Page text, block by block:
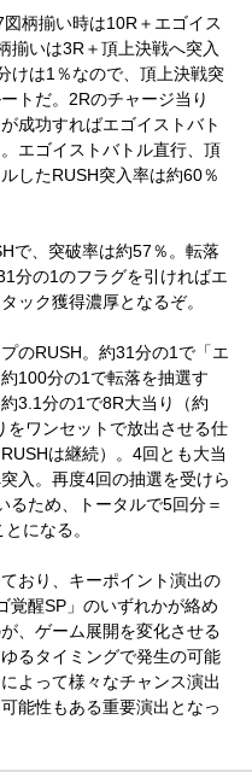
柄揃い時は10R＋エゴイス
揃いは3R＋頂上決戦へ突入
けは1％なので、頂上決戦突
トだ。2Rのチャージ当り
成功すればエゴイストバト
エゴイストバトル直行、頂
したRUSH突入率は約60％
で、突破率は約57％。転落
分の1のフラグを引ければエ
ック獲得濃厚となるぞ。
のRUSH。約31分の1で「エ
100分の1で転落を抽選す
3.1分の1で8R大当り（約
ワンセットで放出させる仕
は継続）。4回とも大当
入。再度4回の抽選を受けら
るため、トータルで5回分＝
になる。
おり、キーポイント演出の
覚醒SP」のいずれかが絡め
、ゲーム展開を変化させる
るタイミングで発生の可能
よって様々なチャンス演出
能性もある重要演出となっ